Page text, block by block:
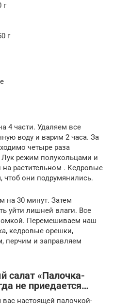
г
г
4 части. Удаляем все
воду и варим 2 часа. За
четыре раза
Лук режим полукольцами и
растительном . Кедровые
они подрумянились.
на 30 минут. Затем
уйти лишней влаги. Все
Перемешиваем наш
кедровые орешки,
перчим и заправляем
салат «Палочка-
не приедается…
вас настоящей палочкой-